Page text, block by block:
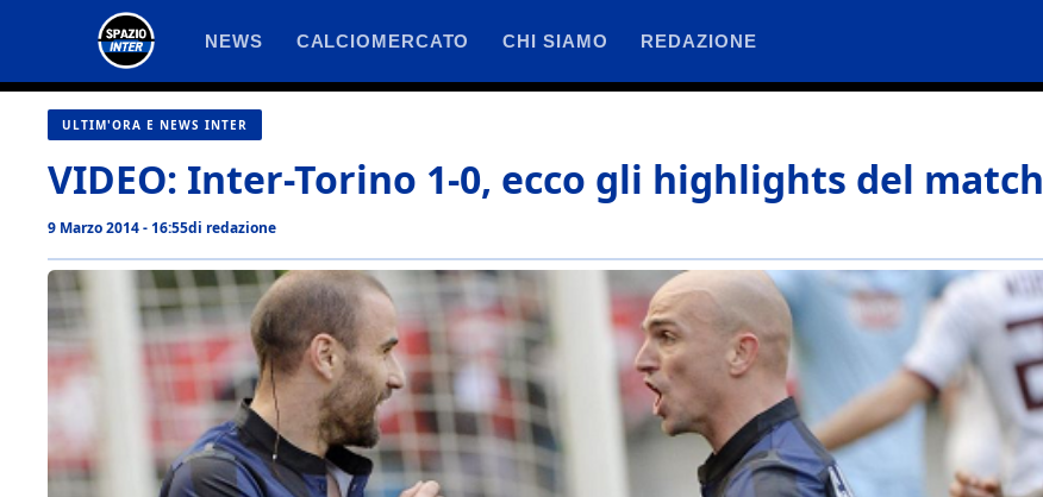
contenuto
NEWS CALCIOMERCATO CHI SIAMO REDAZIONE
ULTIM'ORA E NEWS INTER
VIDEO: Inter-Torino 1-0, ecco gli highlights del match
9 Marzo 2014 - 16:55di redazione